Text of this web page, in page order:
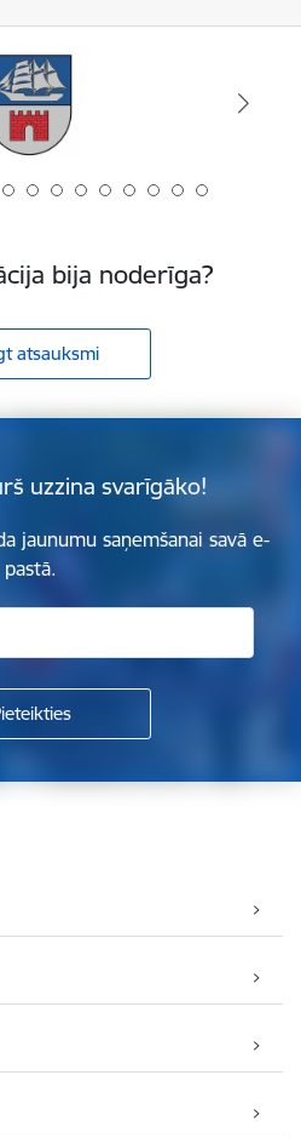
bija noderīga?
atsauksmi
uzzina svarīgāko!
jaunumu saņemšanai savā e-
pastā.